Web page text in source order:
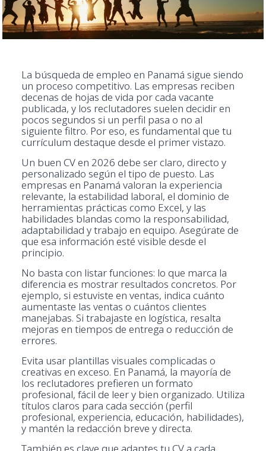
La búsqueda de empleo en Panamá sigue siendo
un proceso competitivo. Las empresas reciben
decenas de hojas de vida por cada vacante
publicada, y los reclutadores suelen decidir en
pocos segundos si un perfil pasa o no al
siguiente filtro. Por eso, es fundamental que tu
currículum destaque desde el primer vistazo.
Un buen CV en 2026 debe ser claro, directo y
personalizado según el tipo de puesto. Las
empresas en Panamá valoran la experiencia
relevante, la estabilidad laboral, el dominio de
herramientas prácticas como Excel, y las
habilidades blandas como la responsabilidad,
adaptabilidad y trabajo en equipo. Asegúrate de
que esa información esté visible desde el
principio.
No basta con listar funciones: lo que marca la
diferencia es mostrar resultados concretos. Por
ejemplo, si estuviste en ventas, indica cuánto
aumentaste las ventas o cuántos clientes
manejabas. Si trabajaste en logística, resalta
mejoras en tiempos de entrega o reducción de
errores.
Evita usar plantillas visuales complicadas o
creativas en exceso. En Panamá, la mayoría de
los reclutadores prefieren un formato
profesional, fácil de leer y bien organizado. Utiliza
títulos claros para cada sección (perfil
profesional, experiencia, educación, habilidades),
y mantén la redacción breve y directa.